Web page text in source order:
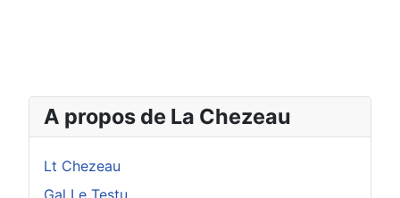
A propos de La Chezeau
Lt Chezeau